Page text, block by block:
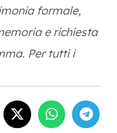
formale,
e richiesta
Per tutti i